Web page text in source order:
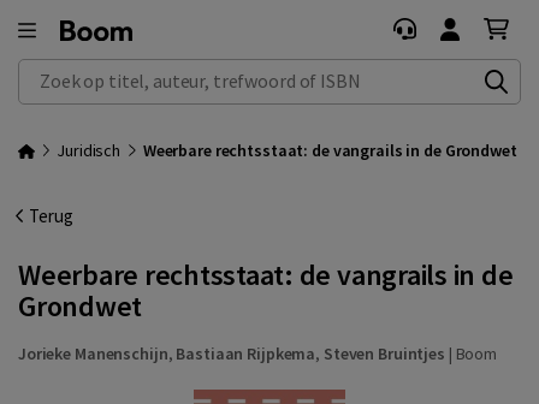
Zoek op titel, auteur, trefwoord of ISBN
Juridisch Weerbare rechtsstaat: de vangrails in de Grondwet
Terug
Weerbare rechtsstaat: de vangrails in de
Grondwet
Jorieke Manenschijn, Bastiaan Rijpkema, Steven Bruintjes | Boom